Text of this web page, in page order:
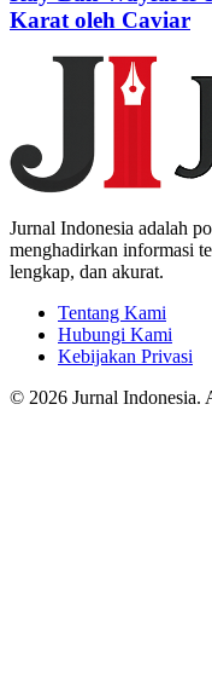
Karat oleh Caviar
Jurnal Indonesia adalah
menghadirkan informasi
lengkap, dan akurat.
Tentang Kami
Hubungi Kami
Kebijakan Privasi
© 2026 Jurnal Indonesia.